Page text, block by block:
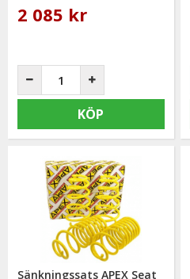
2 085 kr
KÖP
Sänkningssats APEX Seat